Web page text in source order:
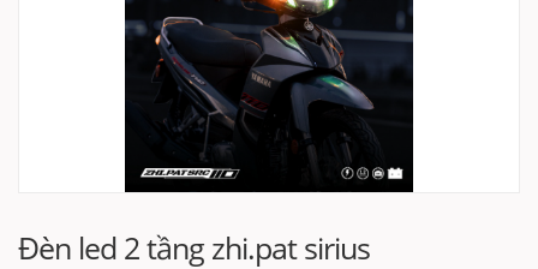
Đèn led 2 tầng zhi.pat sirius